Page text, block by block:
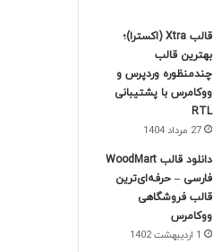
قالب Xtra (اکسترا)؛
بهترین قالب
چندمنظوره وردپرس و
ووکامرس با پشتیبانی
RTL
27 مرداد 1404
دانلود قالب WoodMart
فارسی – حرفه‌ای‌ترین
قالب فروشگاهی
ووکامرس
1 اردیبهشت 1402